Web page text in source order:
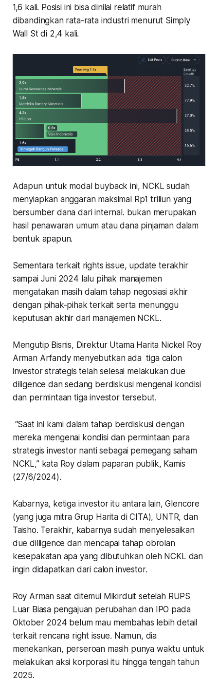
1,6 kali. Posisi ini bisa dinilai relatif murah
dibandingkan rata-rata industri menurut Simply
Wall St di 2,4 kali.
Adapun untuk modal buyback ini, NCKL sudah
menyiapkan anggaran maksimal Rp1 triliun yang
bersumber dana dari internal. bukan merupakan
hasil penawaran umum atau dana pinjaman dalam
bentuk apapun.
Sementara terkait rights issue, update terakhir
sampai Juni 2024 lalu pihak manajemen
mengatakan masih dalam tahap negosiasi akhir
dengan pihak-pihak terkait serta menunggu
keputusan akhir dari manajemen NCKL.
Mengutip Bisnis, Direktur Utama Harita Nickel Roy
Arman Arfandy menyebutkan ada tiga calon
investor strategis telah selesai melakukan due
diligence dan sedang berdiskusi mengenai kondisi
dan permintaan tiga investor tersebut.
“Saat ini kami dalam tahap berdiskusi dengan
mereka mengenai kondisi dan permintaan para
strategis investor nanti sebagai pemegang saham
NCKL,” kata Roy dalam paparan publik, Kamis
(27/6/2024).
Kabarnya, ketiga investor itu antara lain, Glencore
(yang juga mitra Grup Harita di CITA), UNTR, dan
Taisho. Terakhir, kabarnya sudah menyelesaikan
due dilligence dan mencapai tahap obrolan
kesepakatan apa yang dibutuhkan oleh NCKL dan
ingin didapatkan dari calon investor.
Roy Arman saat ditemui Mikirduit setelah RUPS
Luar Biasa pengajuan perubahan dan IPO pada
Oktober 2024 belum mau membahas lebih detail
terkait rencana right issue. Namun, dia
menekankan, perseroan masih punya waktu untuk
melakukan aksi korporasi itu hingga tengah tahun
2025.